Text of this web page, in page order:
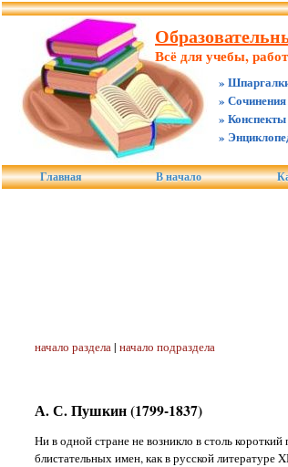
Всё для учебы,
»
»
»
»
Главная В начало
начало раздела| начало подраздела
А. С. Пушкин (1799-1837)
Ни в одной стране не возникло в столь
блистательных имен, как в русской литературе